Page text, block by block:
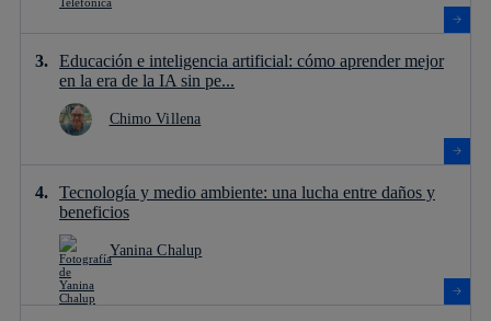
Educación e inteligencia artificial: cómo aprender mejor
en la era de la IA sin pe...
Chimo Villena
Tecnología y medio ambiente: una lucha entre daños y
beneficios
Yanina Chalup